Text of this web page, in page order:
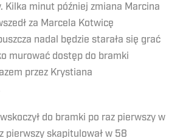
Kilka minut później zmiana Marcina
za Marcela Kotwicę
nadal będzie starała się grać
murować dostęp do bramki
przez Krystiana
do bramki po raz pierwszy w
pierwszy skapitulował w 58